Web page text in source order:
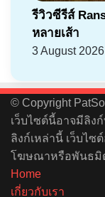
รีวิวซีรีส์
หลายเส้า
3 August 2026
© Copyright
เว็บไซต์นี้อาจมีลิ
ลิงก์เหล่านี้ เว็บไซ
โฆษณาหรือพันธมิ
Home
เกี่ยวกับเรา